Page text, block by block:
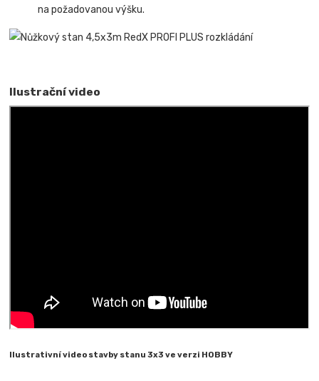
na požadovanou výšku.
Ilustrační video
Ilustrativní video stavby stanu 3x3 ve verzi HOBBY